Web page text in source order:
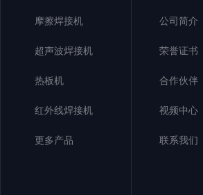
摩擦焊接机
超声波焊接机
热板机
红外线焊接机
更多产品
公司简介
荣誉证书
合作伙伴
视频中心
联系我们